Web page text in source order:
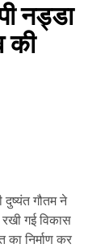
नड्डा
की
दुष्यंत गौतम ने
रखी गई विकास
का निर्माण कर